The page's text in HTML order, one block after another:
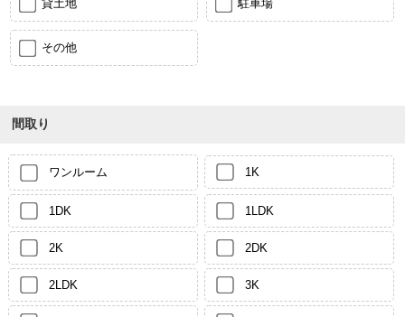
貸土地 駐車場
その他
間取り
ワンルーム 1K
1DK 1LDK
2K 2DK
2LDK 3K